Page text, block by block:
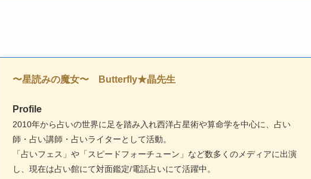
〜星読みの魔女〜 Butterfly★晶先生
Profile
2010年から占いの世界に足を踏み入れ西洋占星術や算命学を中心に、占い
師・占い講師・占いライターとして活動。
「占いフェス」や「スピードフォーチューン」など数多くのメディアに出演
し、現在は占い館にて対面鑑定/電話占いにて活躍中。